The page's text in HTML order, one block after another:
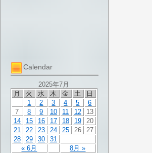
Calendar
2025年7月
月
火 水 木 金 土 日
« 6月 8月 »
1 2 3 4 5
6
7
8 9 10 11 12
13
14
15 16 17 18 19
20
21
22 23 24 25 26
27
28
29 30 31